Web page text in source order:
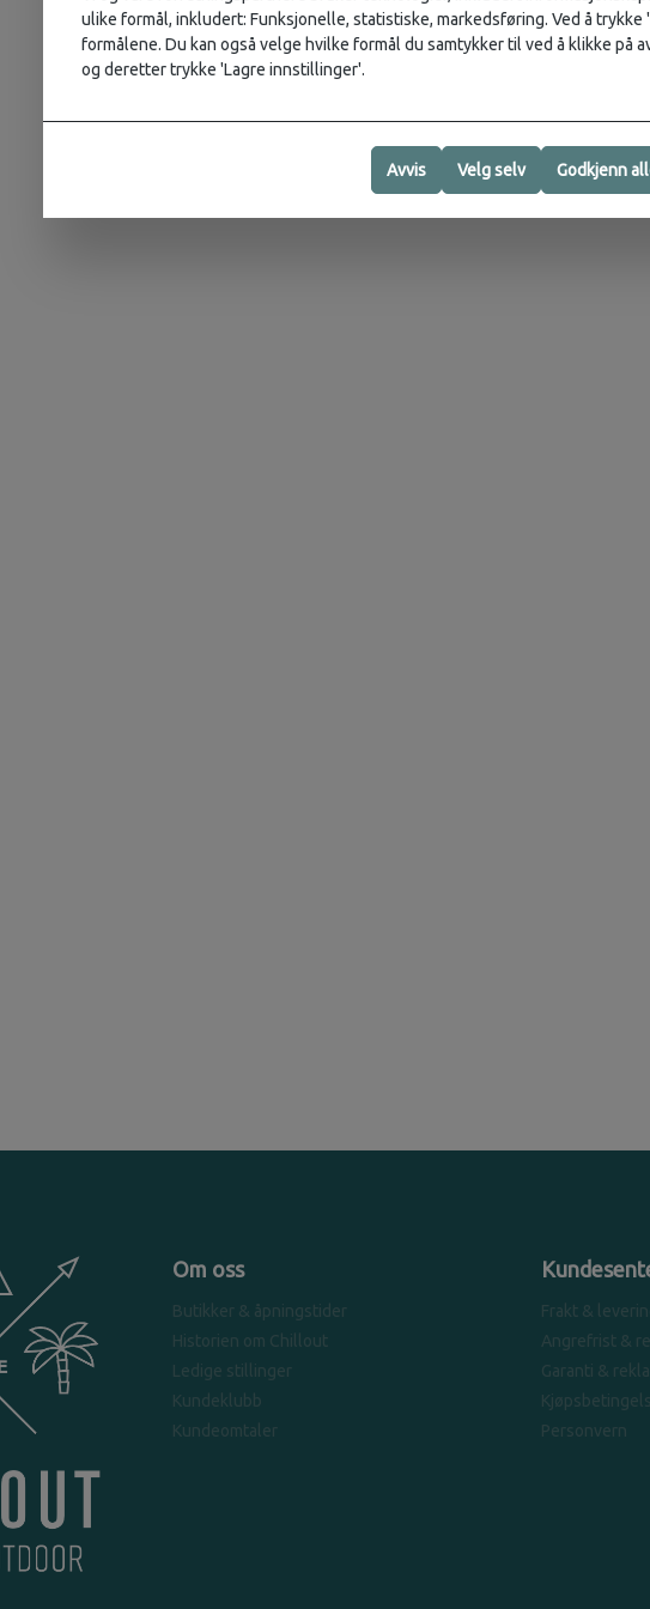
Om oss
Butikker & åpningstider
Historien om Chillout
Ledige stillinger
Kundeklubb
Kundeomtaler
Frakt &
Angrefrist &
Garanti &
Personvern
ulike formål, inkludert: Funksjonelle, statistiske, markedsføring. Ved å trykke
formålene. Du kan også velge hvilke formål du samtykker til ved å klikke på
og deretter trykke 'Lagre innstillinger'.
Avvis Velg selv Godkjenn